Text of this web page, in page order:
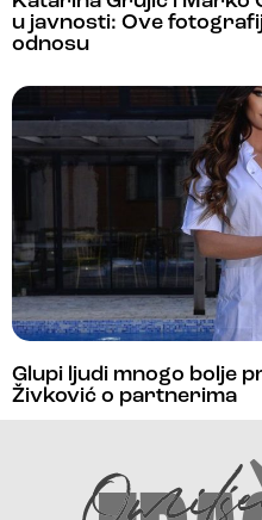
u javnosti: Ove
odnosu
Glupi ljudi mnogo bolje
Živković o partnerima